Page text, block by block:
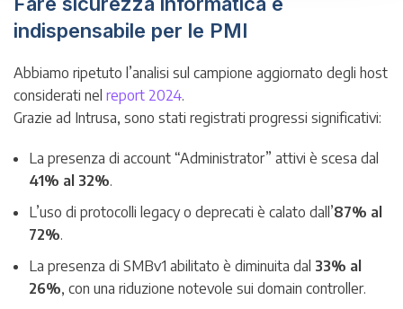
indispensabile per le PMI
Abbiamo ripetuto l’analisi sul campione aggiornato degli host
considerati nel report 2024.
Grazie ad Intrusa, sono stati registrati progressi significativi:
La presenza di account “Administrator” attivi è scesa dal
41% al 32%.
L’uso di protocolli legacy o deprecati è calato dall’87% al
72%.
La presenza di SMBv1 abilitato è diminuita dal 33% al
26%, con una riduzione notevole sui domain controller.